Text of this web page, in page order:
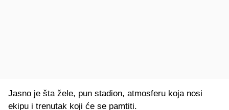
Jasno je šta žele, pun stadion, atmosferu koja nosi
ekipu i trenutak koji će se pamtiti.